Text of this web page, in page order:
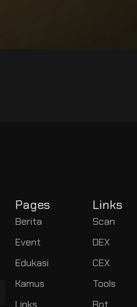
Pages
Berita
Event
Edukasi
Kamus
Links
Links
Scan
DEX
CEX
Tools
Bot